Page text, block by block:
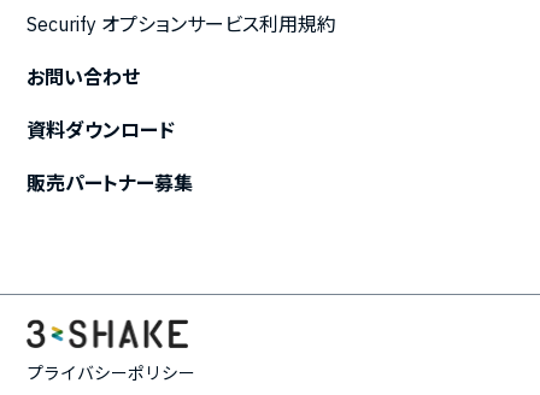
Securify オプションサービス利用規約
お問い合わせ
資料ダウンロード
販売パートナー募集
プライバシーポリシー